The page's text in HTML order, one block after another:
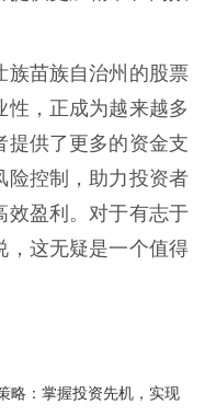
族苗族自治州的股票
性，正成为越来越多
提供了更多的资金支
险控制，助力投资者
效盈利。对于有志于
，这无疑是一个值得
略：掌握投资先机，实现